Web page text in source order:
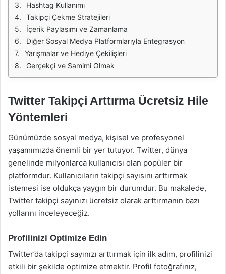
Hashtag Kullanımı
Takipçi Çekme Stratejileri
İçerik Paylaşımı ve Zamanlama
Diğer Sosyal Medya Platformlarıyla Entegrasyon
Yarışmalar ve Hediye Çekilişleri
Gerçekçi ve Samimi Olmak
Twitter Takipçi Arttırma Ücretsiz Hile
Yöntemleri
Günümüzde sosyal medya, kişisel ve profesyonel
yaşamımızda önemli bir yer tutuyor. Twitter, dünya
genelinde milyonlarca kullanıcısı olan popüler bir
platformdur. Kullanıcıların takipçi sayısını arttırmak
istemesi ise oldukça yaygın bir durumdur. Bu makalede,
Twitter takipçi sayınızı ücretsiz olarak arttırmanın bazı
yollarını inceleyeceğiz.
Profilinizi Optimize Edin
Twitter’da takipçi sayınızı arttırmak için ilk adım, profilinizi
etkili bir şekilde optimize etmektir. Profil fotoğrafınız,